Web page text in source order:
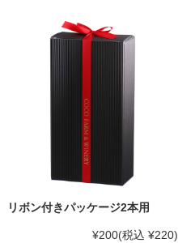
リボン付きパッケージ2本用
¥200(税込 ¥220)